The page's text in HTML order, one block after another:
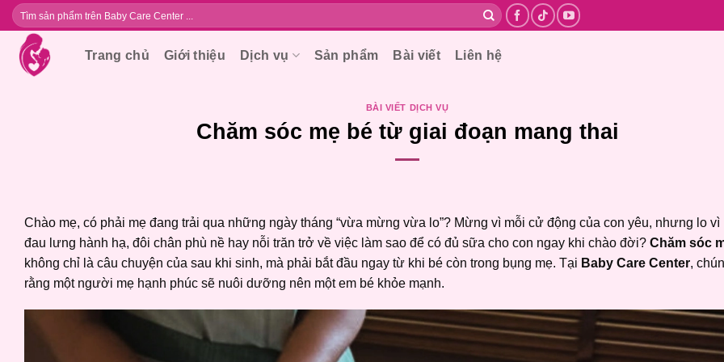
Bỏ
qua
dung
Tìm
kiếm:
Trang chủ Giới thiệu Dịch vụ Sản phẩm Bài viết Liên hệ
BÀI VIẾT DỊCH VỤ
Chăm sóc mẹ bé từ giai đoạn mang thai
Chào mẹ, có phải mẹ đang trải qua những ngày tháng “vừa mừng vừa lo”? Mừng vì mỗi cử động của con yêu, nhưng lo
đau lưng hành hạ, đôi chân phù nề hay nỗi trăn trở về việc làm sao để có đủ sữa cho con ngay khi chào đời? Chăm sóc
không chỉ là câu chuyện của sau khi sinh, mà phải bắt đầu ngay từ khi bé còn trong bụng mẹ. Tại Baby Care Center,
rằng một người mẹ hạnh phúc sẽ nuôi dưỡng nên một em bé khỏe mạnh.